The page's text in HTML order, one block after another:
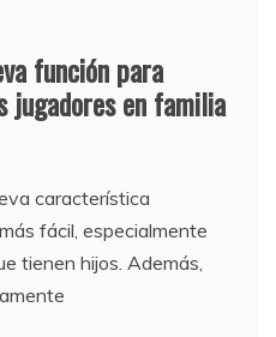
función para
en familia
característica
fácil, especialmente
tienen hijos. Además,